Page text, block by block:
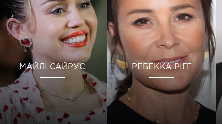
МАЙЛІ САЙРУС РЕБЕККА РІГГ